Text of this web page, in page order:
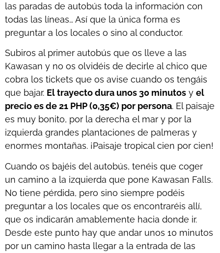
las paradas de autobús toda la información con
todas las líneas… Así que la única forma es
preguntar a los locales o sino al conductor.
Subiros al primer autobús que os lleve a las
Kawasan y no os olvidéis de decirle al chico que
cobra los tickets que os avise cuando os tengáis
que bajar. El trayecto dura unos 30 minutos y el
precio es de 21 PHP (0,35€) por persona. El paisaje
es muy bonito, por la derecha el mar y por la
izquierda grandes plantaciones de palmeras y
enormes montañas. ¡Paisaje tropical cien por cien!
Cuando os bajéis del autobús, tenéis que coger
un camino a la izquierda que pone Kawasan Falls.
No tiene pérdida, pero sino siempre podéis
preguntar a los locales que os encontraréis allí,
que os indicarán amablemente hacia donde ir.
Desde este punto hay que andar unos 10 minutos
por un camino hasta llegar a la entrada de las